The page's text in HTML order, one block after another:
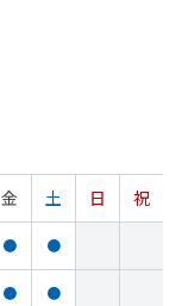
金 土 日
祝
● ●
● ●